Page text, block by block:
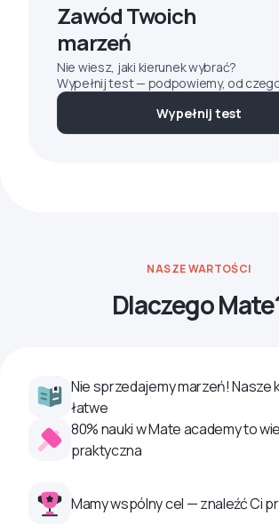
Zawód Twoich
marzeń
Nie wiesz, jaki kierunek wybrać?
Wypełnij test — podpowiemy, od
Wypełnij test
NASZE WARTOŚCI
Dlaczego
Nie sprzedajemy marzeń! Nasze
łatwe
80% nauki w Mate academy to
praktyczna
Mamy wspólny cel — znaleźć Ci